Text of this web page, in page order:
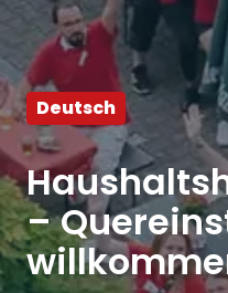
Deutsch
–